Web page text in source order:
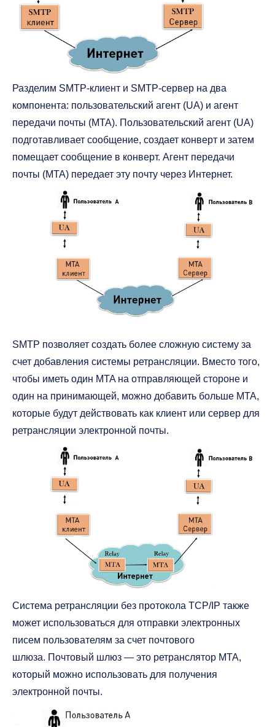
Разделим SMTP-клиент и SMTP-сервер на два
компонента: пользовательский агент (UA) и агент
передачи почты (MTA). Пользовательский агент (UA)
подготавливает сообщение, создает конверт и затем
помещает сообщение в конверт. Агент передачи
почты (MTA) передает эту почту через Интернет.
SMTP позволяет создать более сложную систему за
счет добавления системы ретрансляции. Вместо того,
чтобы иметь один MTA на отправляющей стороне и
один на принимающей, можно добавить больше MTA,
которые будут действовать как клиент или сервер для
ретрансляции электронной почты.
Система ретрансляции без протокола TCP/IP также
может использоваться для отправки электронных
писем пользователям за счет почтового
шлюза. Почтовый шлюз — это ретранслятор MTA,
который можно использовать для получения
электронной почты.